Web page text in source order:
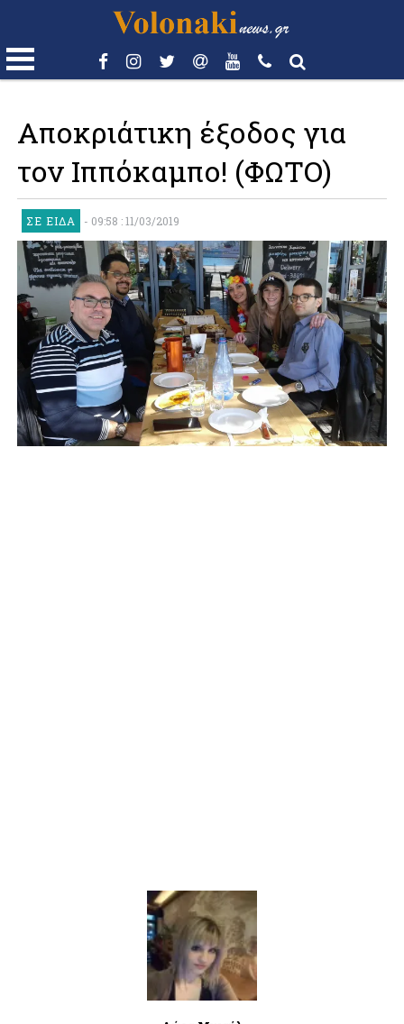
Αποκριάτικη έξοδος για
τον Ιππόκαμπο! (ΦΩΤΟ)
ΣΕ ΕΊΔΑ - 09:58 : 11/03/2019